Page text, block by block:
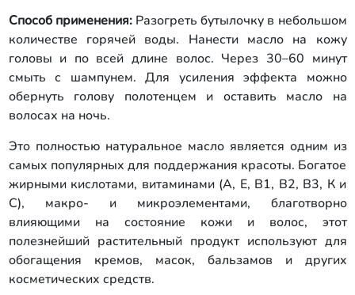
Способ применения: Разогреть бутылочку в небольшом
количестве горячей воды. Нанести масло на кожу
головы и по всей длине волос. Через 30–60 минут
смыть с шампунем. Для усиления эффекта можно
обернуть голову полотенцем и оставить масло на
волосах на ночь.
Это полностью натуральное масло является одним из
самых популярных для поддержания красоты. Богатое
жирными кислотами, витаминами (А, Е, В1, В2, В3, К и
С), макро- и микроэлементами, благотворно
влияющими на состояние кожи и волос, этот
полезнейший растительный продукт используют для
обогащения кремов, масок, бальзамов и других
косметических средств.